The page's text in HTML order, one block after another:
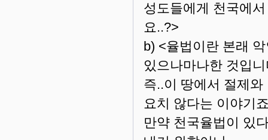
성도들에게 천국에
요..?>
b) <율법이란 본래
있으나마나한 것입
즉..이 땅에서 절제
요치 않다는 이야기
만약 천국율법이 있